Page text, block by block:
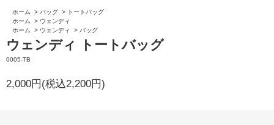
ホーム > バッグ > トートバッグ
ホーム
> ウェンディ
ホーム
> ウェンディ > バッグ
ウェンディ トートバッグ
0005-TB
2,000円(税込2,200円)